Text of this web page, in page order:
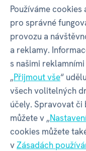
Koupelová
Pivní lázeň 500
149 Kč 134 Kč
268 Kč/1l
skladem
Používáme
pro správné
provozu a
a reklamy.
s našimi
„Přijmout vše“
všech volitelných
účely. Spravovat
můžete v „
cookies můžete
vZásadách